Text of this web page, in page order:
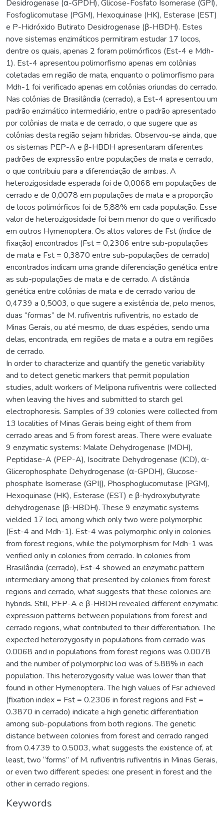
Desidrogenase (α-GPDH), Glicose-Fosfato Isomerase (GPI),
Fosfoglicomutase (PGM), Hexoquinase (HK), Esterase (EST)
e P-Hidróxido Butirato Desidrogenase (β-HBDH). Estes
nove sistemas enzimáticos permitiram estudar 17 locos,
dentre os quais, apenas 2 foram polimórficos (Est-4 e Mdh-
1). Est-4 apresentou polimorfismo apenas em colônias
coletadas em região de mata, enquanto o polimorfismo para
Mdh-1 foi verificado apenas em colônias oriundas do cerrado.
Nas colônias de Brasilândia (cerrado), a Est-4 apresentou um
padrão enzimático intermediário, entre o padrão apresentado
por colônias de mata e de cerrado, o que sugere que as
colônias desta região sejam híbridas. Observou-se ainda, que
os sistemas PEP-A e β-HBDH apresentaram diferentes
padrões de expressão entre populações de mata e cerrado,
o que contribuiu para a diferenciação de ambas. A
heterozigosidade esperada foi de 0,0068 em populações de
cerrado e de 0,0078 em populações de mata e a proporção
de locos polimórficos foi de 5,88% em cada população. Esse
valor de heterozigosidade foi bem menor do que o verificado
em outros Hymenoptera. Os altos valores de Fst (índice de
fixação) encontrados (Fst = 0,2306 entre sub-populações
de mata e Fst = 0,3870 entre sub-populações de cerrado)
encontrados indicam uma grande diferenciação genética entre
as sub-populações de mata e de cerrado. A distância
genética entre colônias de mata e de cerrado variou de
0,4739 a 0,5003, o que sugere a existência de, pelo menos,
duas “formas” de M. rufiventris rufiventris, no estado de
Minas Gerais, ou até mesmo, de duas espécies, sendo uma
delas, encontrada, em regiões de mata e a outra em regiões
de cerrado.
In order to characterize and quantify the genetic variability
and to detect genetic markers that permit population
studies, adult workers of Melipona rufiventris were collected
when leaving the hives and submitted to starch gel
electrophoresis. Samples of 39 colonies were collected from
13 localities of Minas Gerais being eight of them from
cerrado areas and 5 from forest areas. There were evaluate
9 enzymatic systems: Malate Dehydrogenase (MDH),
Peptidase-A (PEP-A), Isocitrate Dehydrogenase (ICD), α-
Glicerophosphate Dehydrogenase (α-GPDH), Glucose-
phosphate Isomerase (GPI|), Phosphoglucomutase (PGM),
Hexoquinase (HK), Esterase (EST) e β-hydroxybutyrate
dehydrogenase (β-HBDH). These 9 enzymatic systems
vielded 17 loci, among which only two were polymorphic
(Est-4 and Mdh-1). Est-4 was polymorphic only in colonies
from forest regions, while the polymorphism for Mdh-1 was
verified only in colonies from cerrado. In colonies from
Brasilândia (cerrado), Est-4 showed an enzymatic pattern
intermediary among that presented by colonies from forest
regions and cerrado, what suggests that these colonies are
hybrids. Still, PEP-A e β-HBDH revealed different enzymatic
expression patterns between populations from forest and
cerrado regions, what contributed to their differentiation. The
expected heterozygosity in populations from cerrado was
0.0068 and in populations from forest regions was 0.0078
and the number of polymorphic loci was of 5.88% in each
population. This heterozygosity value was lower than that
found in other Hymenoptera. The high values of Fsr achieved
(fixation index = Fst = 0.2306 in forest regions and Fst =
0.3870 in cerrado) indicate a high genetic differentiation
among sub-populations from both regions. The genetic
distance between colonies from forest and cerrado ranged
from 0.4739 to 0.5003, what suggests the existence of, at
least, two “forms” of M. rufiventris rufiventris in Minas Gerais,
or even two different species: one present in forest and the
other in cerrado regions.
Keywords